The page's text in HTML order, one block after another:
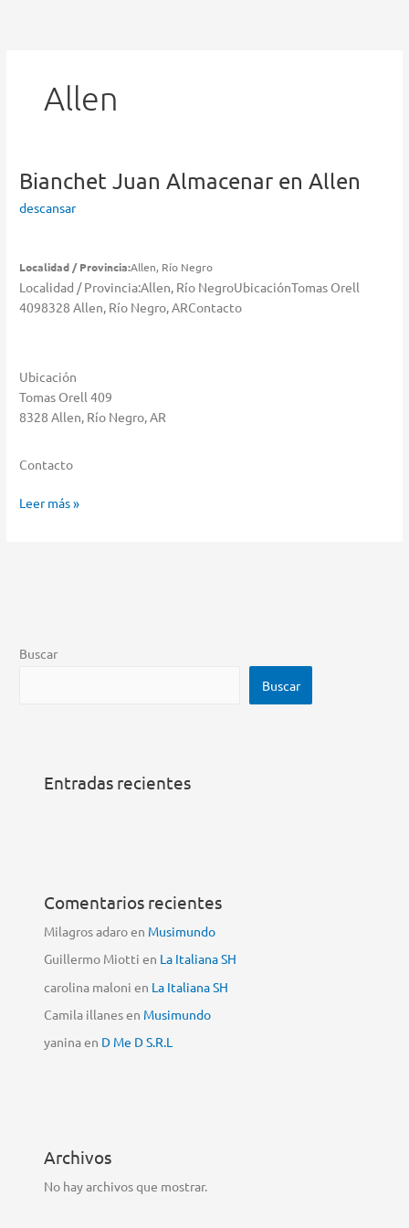
Allen
Bianchet JuanAlmacenar en Allen
descansar
Localidad / Provincia:Allen, Río Negro
Localidad / Provincia:Allen, Río NegroUbicaciónTomas Orell
4098328 Allen, Río Negro, ARContacto
Ubicación
Tomas Orell 409
8328 Allen, Río Negro, AR
Contacto
Bianchet
Leer más »
Buscar
Buscar
Entradas recientes
Comentarios recientes
Milagros adaroen Musimundo
Guillermo Miotti en La Italiana SH
carolina maloni en La Italiana SH
Camila illanesen Musimundo
yaninaen D Me D S.R.L
Archivos
No hay archivos que mostrar.